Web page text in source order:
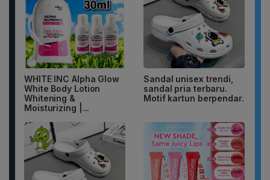
WHITE INC Alpha Glow
White Body Lotion
Whitening &
Moisturizing |...
Sandal unisex trendi,
sandal pria terbaru.
Motif kartun berpendar.